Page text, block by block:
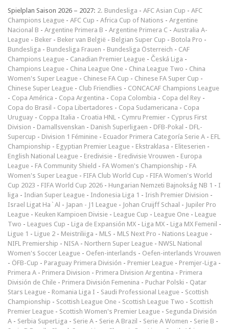
Spielplan Saison 2026 – 2027: 2. Bundesliga - AFC Asian Cup - AFC
Champions League - AFC Cup - Africa Cup of Nations - Argentine
Nacional B - Argentine Primera B - Argentine Primera C - Australia A-
League - Beker - Beker van België - Belgian Super Cup - Botola Pro -
Bundesliga - Bundesliga Frauen - Bundesliga Österreich - CAF
Champions League - Canadian Premier League - Česká Liga -
Champions League - China League One - China League Two - China
Women's Super League - Chinese FA Cup - Chinese FA Super Cup -
Chinese Super League - Club Friendlies - CONCACAF Champions League
- Copa América - Copa Argentina - Copa Colombia - Copa del Rey -
Copa do Brasil - Copa Libertadores - Copa Sudamericana - Copa
Uruguay - Coppa Italia - Croatia HNL - Cymru Premier - Cyprus First
Division - Damallsvenskan - Danish Superligaen - DFB-Pokal - DFL-
Supercup - Division 1 Féminine - Ecuador Primera Categoría Serie A - EFL
Championship - Egyptian Premier League - Ekstraklasa - Eliteserien -
English National League - Eredivisie - Eredivisie Vrouwen - Europa
League - FA Community Shield - FA Women's Championship - FA
Women's Super League - FIFA Club World Cup - FIFA Women's World
Cup 2023 - FIFA World Cup 2026 - Hungarian Nemzeti Bajnokság NB 1 - I
liga - Indian Super League - Indonesia Liga 1 - Irish Premier Division -
Israel Ligat Ha`Al - Japan - J1 League - Johan Cruijff Schaal - Jupiler Pro
League - Keuken Kampioen Divisie - League Cup - League One - League
Two - Leagues Cup - Liga de Expansión MX - Liga MX - Liga MX Femenil -
Ligue 1 - Ligue 2 - Meistriliiga - MLS - MLS Next Pro - Nations League -
NIFL Premiership - NISA - Northern Super League - NWSL National
Women's Soccer League - Oefen-interlands - Oefen-interlands Vrouwen
- ÖFB-Cup - Paraguay Primera División - Premier League - Premjer-Liga -
Primera A - Primera Division - Primera Division Argentina - Primera
División de Chile - Primera División Femenina - Puchar Polski - Qatar
Stars League - Romania Liga I - Saudi Professional League - Scottish
Championship - Scottish League One - Scottish League Two - Scottish
Premier League - Scottish Women's Premier League - Segunda División
A - Serbia SuperLiga - Serie A - Serie A Brazil - Serie A Women - Serie B -